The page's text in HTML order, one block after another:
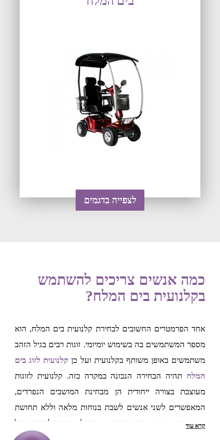
לצפייה בדגמים
כמה אנשים צריכים להשתמש
בקלנועית בים המלח?
אחד הפרמטרים החשובים לבחירת קלנועית בים המלח, הוא
מספר המשתמשים בה בשימוש יומיומי. זוגות רבים בגיל הזהב
משתמשים באופן משותף בקלנועית ועל כן קלנועית לזוג בים
המלח תהיה הבחירה הנכונה במקרה כזה. קלנועית לזוגות
מעוצבת בצורה ייחודית הן מבחינת המושבים הנפרדים,
המאפשרים לשני אנשים לשבת בנוחות מלאה וללא תחושת
דוחק, והן מבחינת כושר נשיאת המשקל המיועד לנשיאה של
קרא עוד